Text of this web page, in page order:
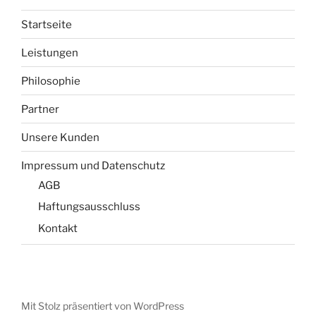
Startseite
Leistungen
Philosophie
Partner
Unsere Kunden
Impressum und Datenschutz
AGB
Haftungsausschluss
Kontakt
Mit Stolz präsentiert von WordPress